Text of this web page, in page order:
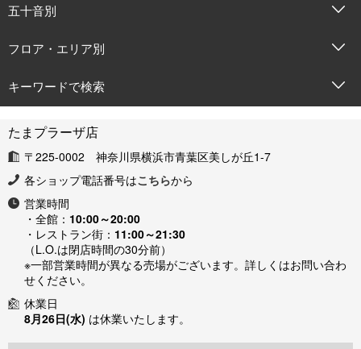
五十音別
フロア・エリア別
キーワードで検索
たまプラーザ店
〒225-0002 神奈川県横浜市青葉区美しが丘1-7
各ショップ電話番号はこちらから
営業時間
・全館： 10:00～20:00
・レストラン街： 11:00～21:30
（L.O.は閉店時間の30分前）
※一部営業時間が異なる売場がございます。詳しくはお問い合わ
せください。
休業日
8月26日(水) は休業いたします。